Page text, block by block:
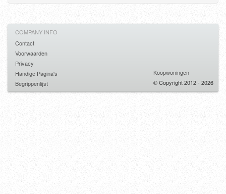
COMPANY INFO
Contact
Voorwaarden
Privacy
Handige Pagina's
Begrippenlijst
Koopwoningen
© Copyright 2012 - 2026